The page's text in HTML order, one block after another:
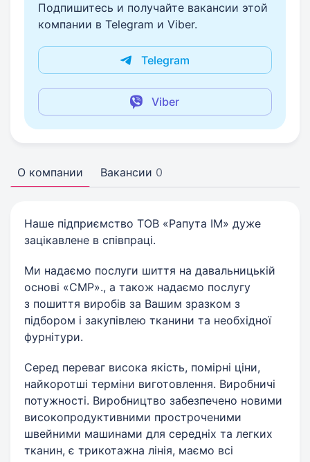
Подпишитесь и получайте вакансии этой
компании в Telegram и Viber.
Telegram
Viber
О компании Вакансии 0
Наше підприємство ТОВ «Рапута ІМ» дуже
зацікавлене в співпраці.
Ми надаємо послуги шиття на давальницькій
основі «СМР»., а також надаємо послугу
з пошиття виробів за Вашим зразком з
підбором і закупівлею тканини та необхідної
фурнітури.
Серед переваг висока якість, помірні ціни,
найкоротші терміни виготовлення. Виробничі
потужності. Виробництво забезпечено новими
високопродуктивними простроченими
швейними машинами для середніх та легких
тканин, є трикотажна лінія, маємо всі